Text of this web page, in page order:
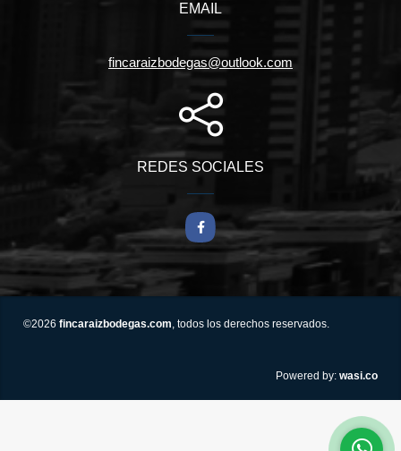
EMAIL
fincaraizbodegas@outlook.com
REDES SOCIALES
Facebook
©2026 fincaraizbodegas.com, todos los derechos reservados.
Powered by: wasi.co